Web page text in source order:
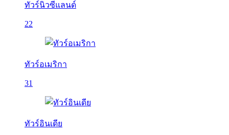
ทัวร์นิวซีแลนด์
22
ทัวร์อเมริกา
31
ทัวร์อินเดีย